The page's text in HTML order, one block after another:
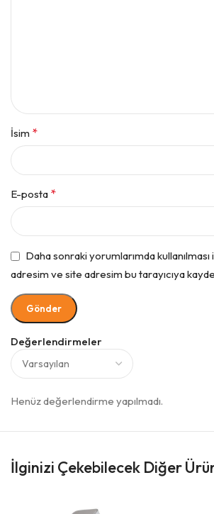
Değerlendirmeler
Henüz değerlendirme yapılmadı.
İsim *
E-posta *
Daha sonraki yorumlarımda
adresim ve site adresim bu tarayıcıya
İlginizi Çekebilecek Diğer